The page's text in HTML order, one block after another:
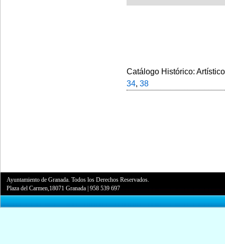
Catálogo Histórico:
34, 38
Ayuntamiento de Granada. Todos los Derechos Reservados.
Plaza del Carmen,18071 Granada |958 539 697